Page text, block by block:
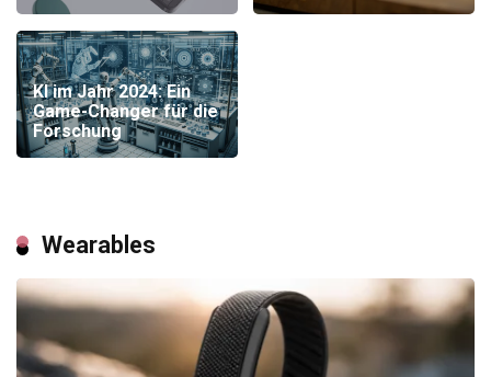
KI im Jahr 2024: Ein
Game-Changer für die
Forschung
Wearables